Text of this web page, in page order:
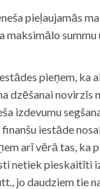
pieļaujamās
maksimālo summu
pieņem, ka
dzēšanai novirzīs
izdevumu
iestāde
arī vērā tas, ka
netiek pieskaitīti
jo daudziem tie